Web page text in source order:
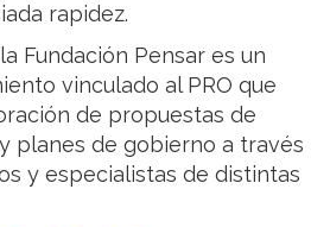
rapidez.
Fundación Pensar es un
vinculado al PRO que
de propuestas de
planes de gobierno a través
y especialistas de distintas